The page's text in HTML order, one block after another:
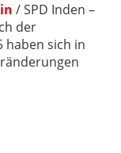
/SPD Inden –
der
haben sich in